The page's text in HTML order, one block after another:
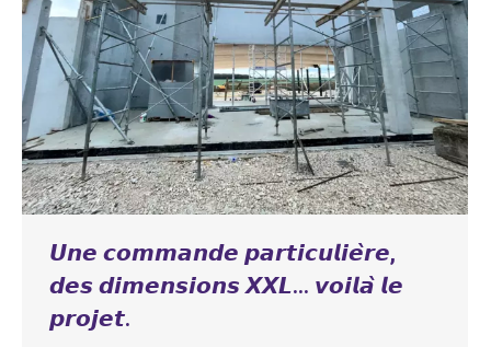
𝙐𝙣𝙚 𝙘𝙤𝙢𝙢𝙖𝙣𝙙𝙚 𝙥𝙖𝙧𝙩𝙞𝙘𝙪𝙡𝙞𝙚̀𝙧𝙚,
𝙙𝙚𝙨 𝙙𝙞𝙢𝙚𝙣𝙨𝙞𝙤𝙣𝙨 𝙓𝙓𝙇… 𝙫𝙤𝙞𝙡𝙖̀ 𝙡𝙚
𝙥𝙧𝙤𝙟𝙚𝙩.